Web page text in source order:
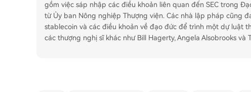
gồm việc sáp nhập các điều khoản liên quan đến SEC trong
từ Ủy ban Nông nghiệp Thượng viện. Các nhà lập pháp cũng
stablecoin và các điều khoản về đạo đức để trình một dự luật
các thượng nghị sĩ khác như Bill Hagerty, Angela Alsobrooks và